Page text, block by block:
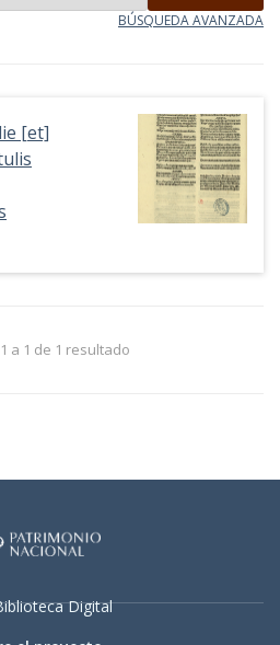
BÚSQUEDA AVANZADA
[et]
a 1 de 1 resultado
Digital